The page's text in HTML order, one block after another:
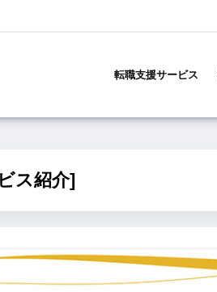
ン
ビ
ン
転職支援サービス
ス紹介]